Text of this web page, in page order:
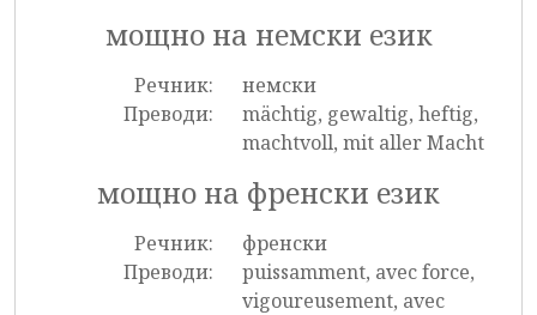
мощно на немски език
Речник:
немски
Преводи:
mächtig, gewaltig, heftig,
machtvoll, mit aller Macht
мощно на френски език
Речник:
френски
Преводи:
puissamment, avec force,
vigoureusement, avec